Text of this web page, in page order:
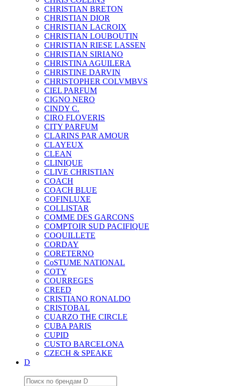
CHRISTIAN BRETON
CHRISTIAN DIOR
CHRISTIAN LACROIX
CHRISTIAN LOUBOUTIN
CHRISTIAN RIESE LASSEN
CHRISTIAN SIRIANO
CHRISTINA AGUILERA
CHRISTINE DARVIN
CHRISTOPHER COLVMBVS
CIEL PARFUM
CIGNO NERO
CINDY C.
CIRO FLOVERIS
CITY PARFUM
CLARINS PAR AMOUR
CLAYEUX
CLEAN
CLINIQUE
CLIVE CHRISTIAN
COACH
COACH BLUE
COFINLUXE
COLLISTAR
COMME DES GARCONS
COMPTOIR SUD PACIFIQUE
COQUILLETE
CORDAY
CORETERNO
CoSTUME NATIONAL
COTY
COURREGES
CREED
CRISTIANO RONALDO
CRISTOBAL
CUARZO THE CIRCLE
CUBA PARIS
CUPID
CUSTO BARCELONA
CZECH & SPEAKE
D